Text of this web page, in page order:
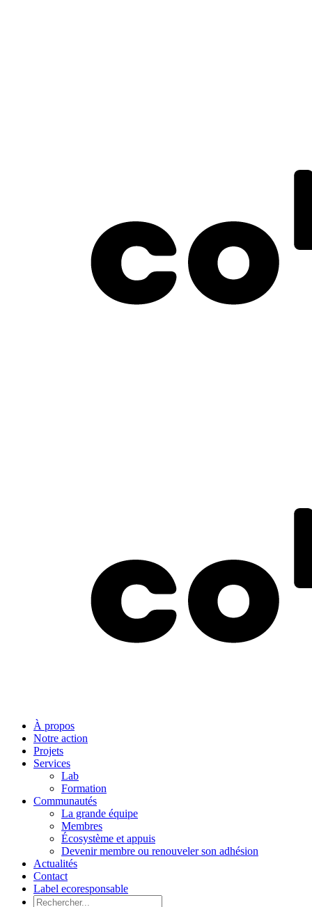
À propos
Notre action
Projets
Services
Lab
Formation
Communautés
La grande équipe
Membres
Écosystème et appuis
Devenir membre ou renouveler son adhésion
Actualités
Contact
Label ecoresponsable
Rechercher: